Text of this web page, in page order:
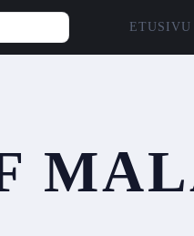
ETUSIVU